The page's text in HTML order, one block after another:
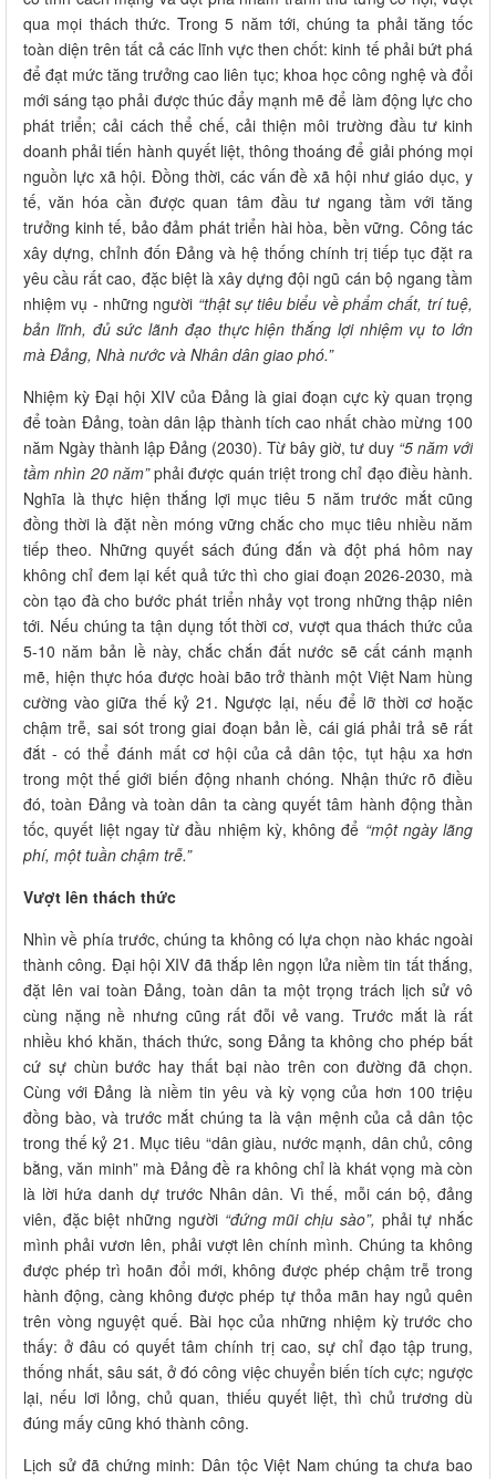
qua mọi thách thức. Trong 5 năm tới, chúng ta phải tăng tốc
toàn diện trên tất cả các lĩnh vực then chốt: kinh tế phải bứt phá
để đạt mức tăng trưởng cao liên tục; khoa học công nghệ và đổi
mới sáng tạo phải được thúc đẩy mạnh mẽ để làm động lực cho
phát triển; cải cách thể chế, cải thiện môi trường đầu tư kinh
doanh phải tiến hành quyết liệt, thông thoáng để giải phóng mọi
nguồn lực xã hội. Đồng thời, các vấn đề xã hội như giáo dục, y
tế, văn hóa cần được quan tâm đầu tư ngang tầm với tăng
trưởng kinh tế, bảo đảm phát triển hài hòa, bền vững. Công tác
xây dựng, chỉnh đốn Đảng và hệ thống chính trị tiếp tục đặt ra
yêu cầu rất cao, đặc biệt là xây dựng đội ngũ cán bộ ngang tầm
nhiệm vụ - những người “thật sự tiêu biểu về phẩm chất, trí tuệ,
bản lĩnh, đủ sức lãnh đạo thực hiện thắng lợi nhiệm vụ to lớn
mà Đảng, Nhà nước và Nhân dân giao phó.”
Nhiệm kỳ Đại hội XIV của Đảng là giai đoạn cực kỳ quan trọng
để toàn Đảng, toàn dân lập thành tích cao nhất chào mừng 100
năm Ngày thành lập Đảng (2030). Từ bây giờ, tư duy “5 năm với
tầm nhìn 20 năm”phải được quán triệt trong chỉ đạo điều hành.
Nghĩa là thực hiện thắng lợi mục tiêu 5 năm trước mắt cũng
đồng thời là đặt nền móng vững chắc cho mục tiêu nhiều năm
tiếp theo. Những quyết sách đúng đắn và đột phá hôm nay
không chỉ đem lại kết quả tức thì cho giai đoạn 2026-2030, mà
còn tạo đà cho bước phát triển nhảy vọt trong những thập niên
tới. Nếu chúng ta tận dụng tốt thời cơ, vượt qua thách thức của
5-10 năm bản lề này, chắc chắn đất nước sẽ cất cánh mạnh
mẽ, hiện thực hóa được hoài bão trở thành một Việt Nam hùng
cường vào giữa thế kỷ 21. Ngược lại, nếu để lỡ thời cơ hoặc
chậm trễ, sai sót trong giai đoạn bản lề, cái giá phải trả sẽ rất
đắt - có thể đánh mất cơ hội của cả dân tộc, tụt hậu xa hơn
trong một thế giới biến động nhanh chóng. Nhận thức rõ điều
đó, toàn Đảng và toàn dân ta càng quyết tâm hành động thần
tốc, quyết liệt ngay từ đầu nhiệm kỳ, không để “một ngày lãng
phí, một tuần chậm trễ.”
Vượt lên thách thức
Nhìn về phía trước, chúng ta không có lựa chọn nào khác ngoài
thành công. Đại hội XIV đã thắp lên ngọn lửa niềm tin tất thắng,
đặt lên vai toàn Đảng, toàn dân ta một trọng trách lịch sử vô
cùng nặng nề nhưng cũng rất đỗi vẻ vang. Trước mắt là rất
nhiều khó khăn, thách thức, song Đảng ta không cho phép bất
cứ sự chùn bước hay thất bại nào trên con đường đã chọn.
Cùng với Đảng là niềm tin yêu và kỳ vọng của hơn 100 triệu
đồng bào, và trước mắt chúng ta là vận mệnh của cả dân tộc
trong thế kỷ 21. Mục tiêu “dân giàu, nước mạnh, dân chủ, công
bằng, văn minh” mà Đảng đề ra không chỉ là khát vọng mà còn
là lời hứa danh dự trước Nhân dân. Vì thế, mỗi cán bộ, đảng
viên, đặc biệt những người “đứng mũi chịu sào”, phải tự nhắc
mình phải vươn lên, phải vượt lên chính mình. Chúng ta không
được phép trì hoãn đổi mới, không được phép chậm trễ trong
hành động, càng không được phép tự thỏa mãn hay ngủ quên
trên vòng nguyệt quế. Bài học của những nhiệm kỳ trước cho
thấy: ở đâu có quyết tâm chính trị cao, sự chỉ đạo tập trung,
thống nhất, sâu sát, ở đó công việc chuyển biến tích cực; ngược
lại, nếu lơi lỏng, chủ quan, thiếu quyết liệt, thì chủ trương dù
đúng mấy cũng khó thành công.
Lịch sử đã chứng minh: Dân tộc Việt Nam chúng ta chưa bao